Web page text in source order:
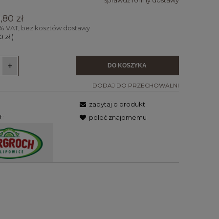
zł
VAT, bez kosztów dostawy
zł)
+ DO KOSZYKA
DODAJ DO PRZECHOWALNI
zapytaj o produkt
poleć znajomemu